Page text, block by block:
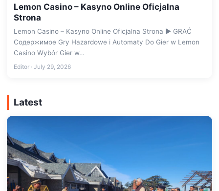
Lemon Casino – Kasyno Online Oficjalna
Strona
Lemon Casino – Kasyno Online Oficjalna Strona ▶️ GRAĆ
Содержимое Gry Hazardowe i Automaty Do Gier w Lemon
Casino Wybór Gier w…
Editor · July 29, 2026
Latest